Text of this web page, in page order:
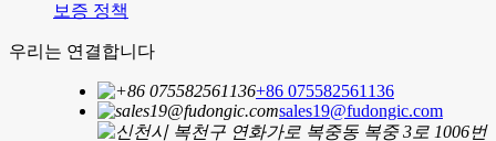
보증 정책
우리는 연결합니다
+86 075582561136
sales19@fudongic.com